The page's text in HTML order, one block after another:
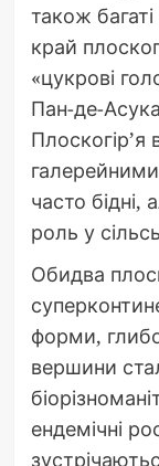
також
край
«цукрові
Пан-де-
часто бідні,
роль у
Обидва
форми,
вершини
ендемічні